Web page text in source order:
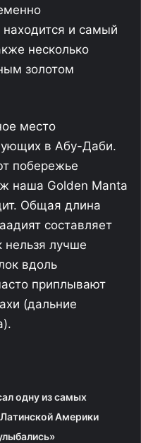
и самый
несколько
золотом
место
в Абу-Даби.
побережье
наша Golden Manta
Общая длина
составляет
нельзя лучше
вдоль
приплывают
(дальние
одну из самых
Америки